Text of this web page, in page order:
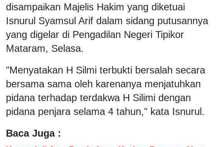
disampaikan Majelis Hakim yang diketuai
Isnurul Syamsul Arif dalam sidang putusannya
yang digelar di Pengadilan Negeri Tipikor
Mataram, Selasa.
"Menyatakan H Silmi terbukti bersalah secara
bersama sama oleh karenanya menjatuhkan
pidana terhadap terdakwa H Silimi dengan
pidana penjara selama 4 tahun," kata Isnurul.
Baca Juga :